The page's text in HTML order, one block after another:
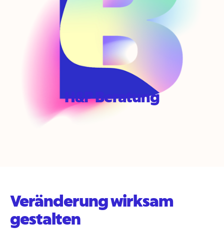
H&P Beratung
Veränderung wirksam
gestalten